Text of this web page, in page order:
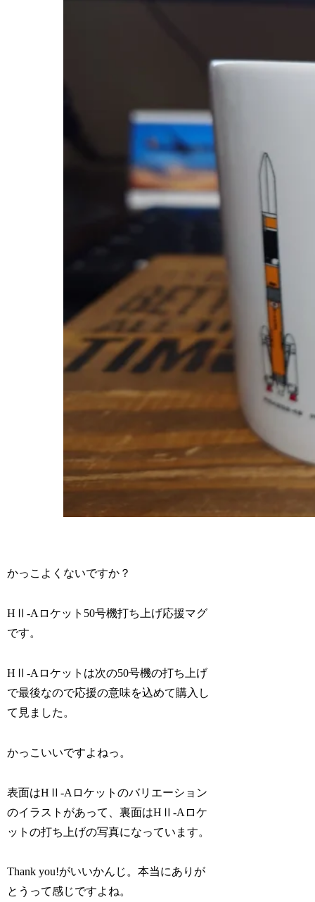
かっこよくないですか？
HⅡ-Aロケット50号機打ち上げ応援マグ
です。
HⅡ-Aロケットは次の50号機の打ち上げ
で最後なので応援の意味を込めて購入し
て見ました。
かっこいいですよねっ。
表面はHⅡ-Aロケットのバリエーション
のイラストがあって、裏面はHⅡ-Aロケ
ットの打ち上げの写真になっています。
Thank you!がいいかんじ。本当にありが
とうって感じですよね。